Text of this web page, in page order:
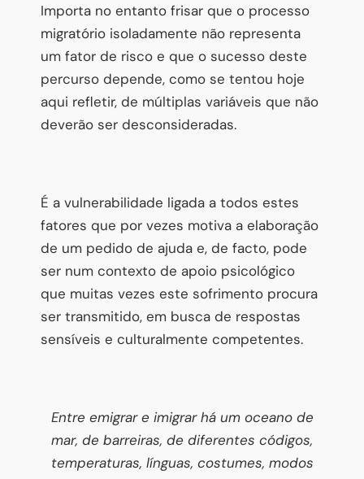
Importa no entanto frisar que o processo
migratório isoladamente não representa
um fator de risco e que o sucesso deste
percurso depende, como se tentou hoje
aqui refletir, de múltiplas variáveis que não
deverão ser desconsideradas.
É a vulnerabilidade ligada a todos estes
fatores que por vezes motiva a elaboração
de um pedido de ajuda e, de facto, pode
ser num contexto de apoio psicológico
que muitas vezes este sofrimento procura
ser transmitido, em busca de respostas
sensíveis e culturalmente competentes.
Entre emigrar e imigrar há um oceano de
mar, de barreiras, de diferentes códigos,
temperaturas, línguas, costumes, modos